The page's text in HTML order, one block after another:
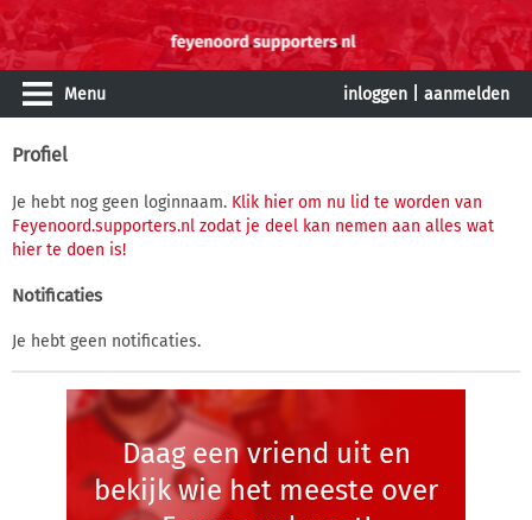
Menu inloggen aanmelden
Profiel
Je hebt nog geen loginnaam. Klik hier om nu lid te worden van
Feyenoord.supporters.nl zodat je deel kan nemen aan alles wat
hier te doen is!
Notificaties
Je hebt geen notificaties.
Daag een vriend uit en
bekijk wie het meeste over